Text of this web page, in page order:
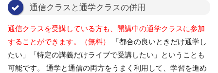
通信クラスと通学クラスの併用
通信クラスを受講している方も、開講中の通学クラスに参加
することができます。（無料）
「都合の良いときだけ通学し
たい」「特定の講義だけライブで受講したい」ということも
可能です。 通学と通信の両方をうまく利用して、学習を進め